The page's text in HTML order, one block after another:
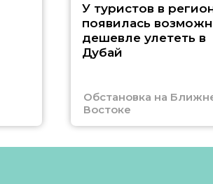
У туристов в
появилась
дешевле улететь в
Дубай
Обстановка на
Востоке